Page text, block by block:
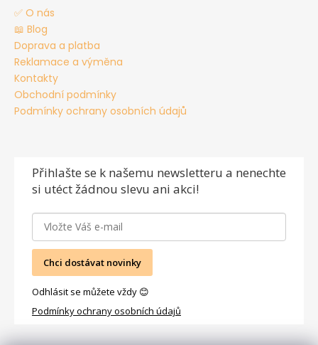
✅ O nás
📖 Blog
Doprava a platba
Reklamace a výměna
Kontakty
Obchodní podmínky
Podmínky ochrany osobních údajů
Přihlašte se k našemu newsletteru a nenechte
si utéct žádnou slevu ani akci!
Chci dostávat novinky
Odhlásit se můžete vždy 😊
Podmínky ochrany osobních údajů